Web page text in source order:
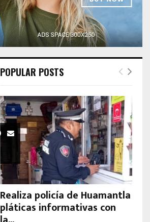
POPULAR POSTS
Realiza policía de Huamantla
pláticas informativas con